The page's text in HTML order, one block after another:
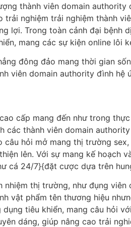
thành viên domain
nghiệm trải nghiệm thành
lợi. Trong toàn cảnh đại
mang các sự kiện online lôi
đông đảo mang thời gian
viên domain authority đình
cấp mang đến như trong
thành viên domain
hỏi mở mang thị trường
lên. Với sự mang kế
cá 24/7}{đặt cược dựa trên
thị trường, như đụng
vật phẩm tên thương hiệu
tiêu khiển, mang câu hỏi
dáng, giúp nâng cao trải